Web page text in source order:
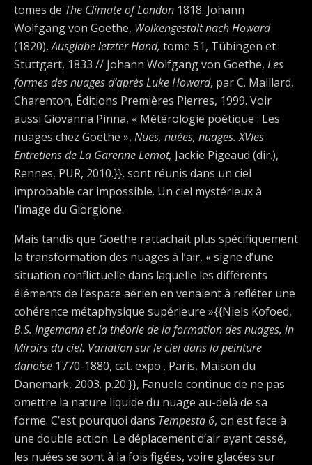
tomes de The Climate of London 1818. Johann
Wolfgang von Goethe, Wolkengestalt nach Howard
(1820),Ausglabe letzter Hand, tome 51, Tübingen et
Stuttgart, 1833 // Johann Wolfgang von Goethe, Les
formes des nuages d’après Luke Howard, par C. Maillard,
Charenton, Éditions Premières Pierres, 1999. Voir
aussi Giovanna Pinna, « Métérologie poétique : Les
nuages chez Goethe », Nues, nuées, nuages. XVIes
Entretiens de La Garenne Lemot, Jackie Pigeaud (dir.),
Rennes, PUR, 2010.}}, sont réunis dans un ciel
improbable car impossible. Un ciel mystérieux à
l’image du Giorgione.
Mais tandis que Goethe rattachait plus spécifiquement
la transformation des nuages à l’air, « signe d’une
situation conflictuelle dans laquelle les différents
éléments de l’espace aérien en venaient à refléter une
cohérence métaphysique supérieure »{{Niels Kofoed,
B.S. Ingemann et la théorie de la formation des nuages, in
Miroirs du ciel. Variation sur le ciel dans la peinture
danoise 1770-1880, cat. expo., Paris, Maison du
Danemark, 2003. p.20.}}, Fanuele continue de ne pas
omettre la nature liquide du nuage au-delà de sa
forme. C’est pourquoi dans Tempesta 6, on est face à
une double action. Le déplacement d’air ayant cessé,
les nuées se sont à la fois figées, voire glacées sur